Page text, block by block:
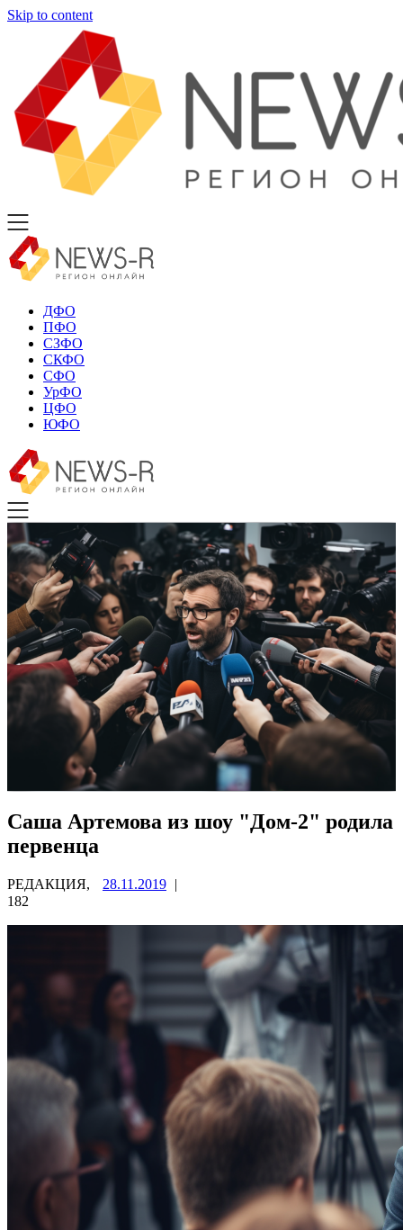
Skip to content
ДФО
ПФО
СЗФО
СКФО
СФО
УрФО
ЦФО
ЮФО
Саша Артемова из шоу "Дом-2" родила
первенца
РЕДАКЦИЯ, 28.11.2019 |
182